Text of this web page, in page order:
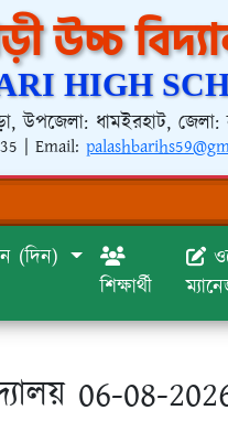
উচ্চ
HIGH
উপজেলা: ধামইরহাট, জেলা:
| Email:
(দিন)
শিক্ষার্থী
06-08-